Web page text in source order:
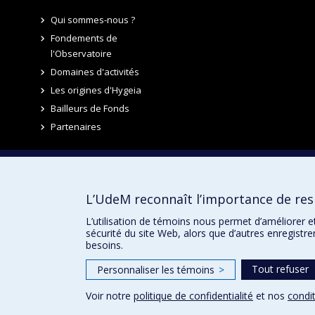
Qui sommes-nous ?
Fondements de
l'Observatoire
Domaines d'activités
Les origines d'Hygeia
Bailleurs de Fonds
Partenaires
Confidentialité Conditions d’utilisation Paramètres des
L’UdeM reconnaît l’importance de
L’utilisation de témoins nous permet
sécurité du site Web, alors que d’autres
besoins.
Personnaliser les témoins > Tout refuser
Voir notre politique de confidentialité et nos